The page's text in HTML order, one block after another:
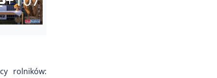
rolników: